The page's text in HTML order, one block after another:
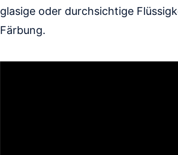
glasige oder durchsichtige
Färbung.